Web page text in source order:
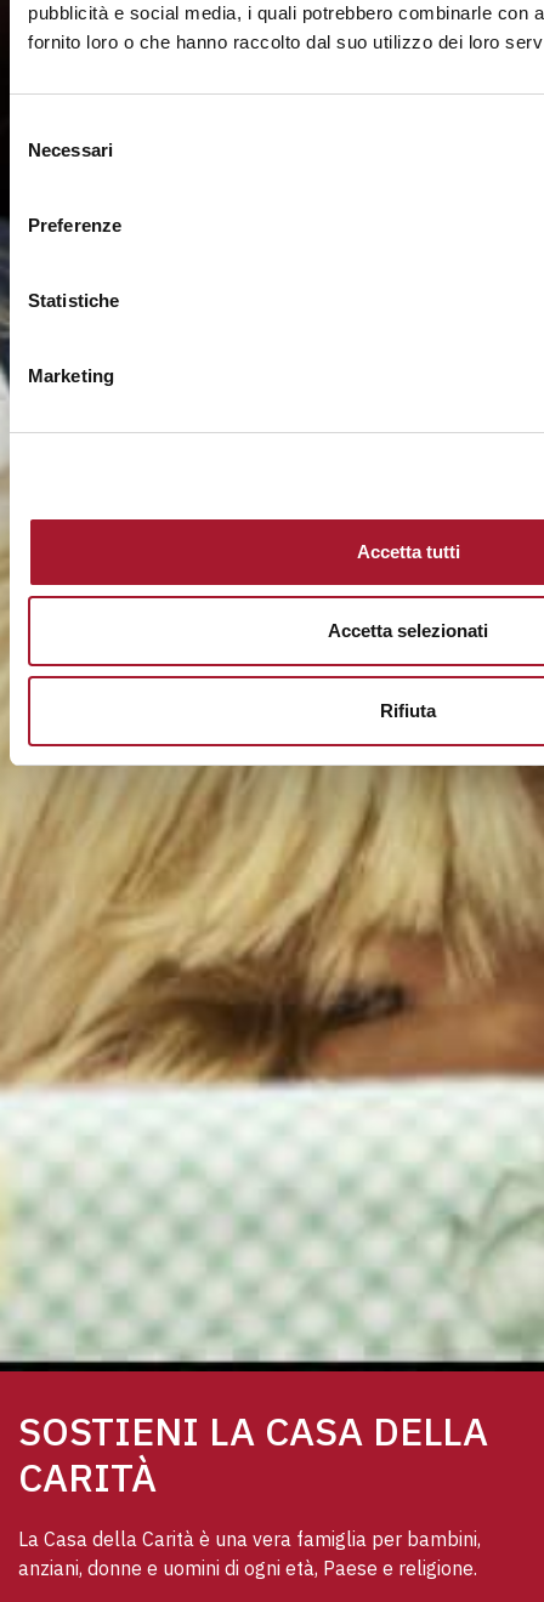
pubblicità e social media, i quali potrebbero combinarle con
fornito loro o che hanno raccolto dal suo utilizzo dei loro
delNecessari
Preferenze
Statistiche
Marketing
Accetta tutti
Accetta selezionati
Rifiuta
SOSTIENI LA CASA DELLA
CARITÀ
La Casa della Carità è una vera famiglia per bambini,
anziani, donne e uomini di ogni età, Paese e religione.